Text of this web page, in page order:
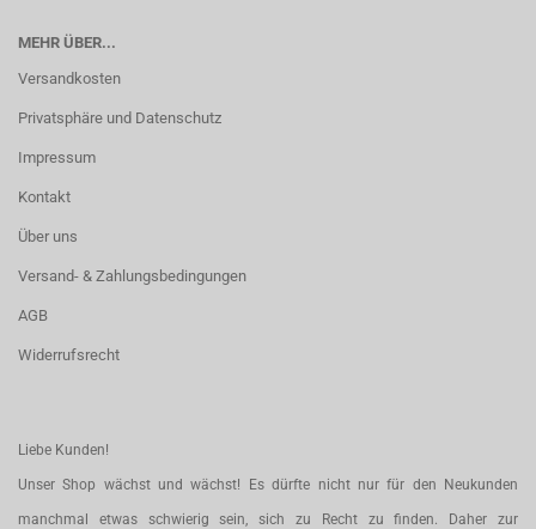
MEHR ÜBER...
Versandkosten
Privatsphäre und Datenschutz
Impressum
Kontakt
Über uns
Versand- & Zahlungsbedingungen
AGB
Widerrufsrecht
Liebe Kunden!
Unser Shop wächst und wächst! Es dürfte nicht nur für den Neukunden
manchmal etwas schwierig sein, sich zu Recht zu finden. Daher zur